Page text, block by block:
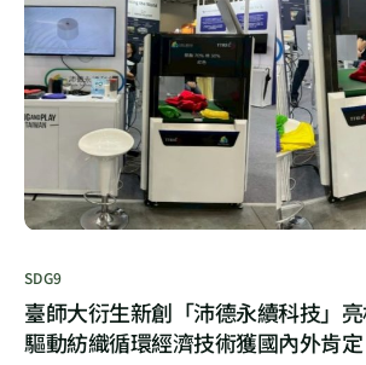
SDG9
臺師大衍生新創「沛德永續科技」
驅動紡織循環經濟技術獲國內外肯定